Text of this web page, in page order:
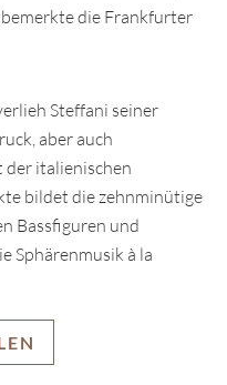
bemerkte die Frankfurter
Steffani seiner
aber auch
der italienischen
bildet die zehnminütige
Bassfiguren und
Sphärenmusik à la